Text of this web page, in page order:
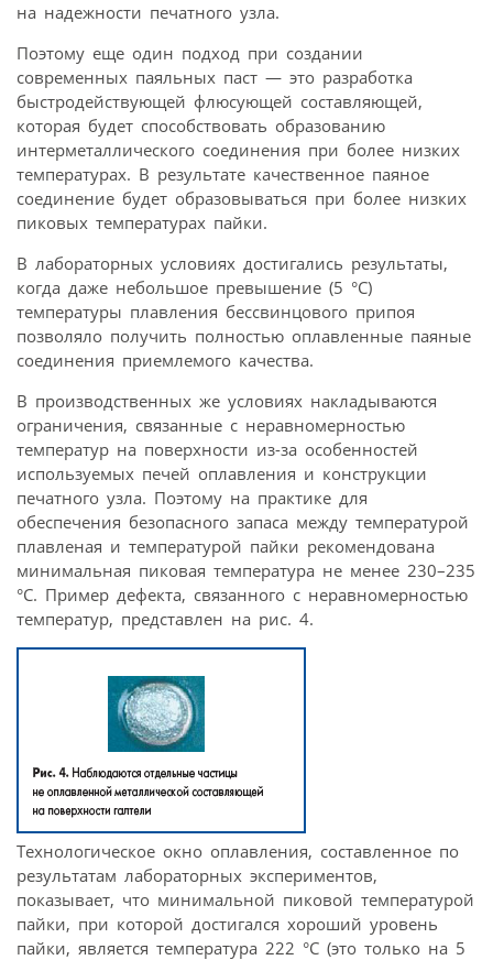
на надежности печатного узла.
Поэтому еще один подход при создании
современных паяльных паст — это разработка
быстродействующей флюсующей составляющей,
которая будет способствовать образованию
интерметаллического соединения при более низких
температурах. В результате качественное паяное
соединение будет образовываться при более низких
пиковых температурах пайки.
В лабораторных условиях достигались результаты,
когда даже небольшое превышение (5 °C)
температуры плавления бессвинцового припоя
позволяло получить полностью оплавленные паяные
соединения приемлемого качества.
В производственных же условиях накладываются
ограничения, связанные с неравномерностью
температур на поверхности из-за особенностей
используемых печей оплавления и конструкции
печатного узла. Поэтому на практике для
обеспечения безопасного запаса между температурой
плавленая и температурой пайки рекомендована
минимальная пиковая температура не менее 230–235
°C. Пример дефекта, связанного с неравномерностью
температур, представлен на рис. 4.
Технологическое окно оплавления, составленное по
результатам лабораторных экспериментов,
показывает, что минимальной пиковой температурой
пайки, при которой достигался хороший уровень
пайки, является температура 222 °C (это только на 5